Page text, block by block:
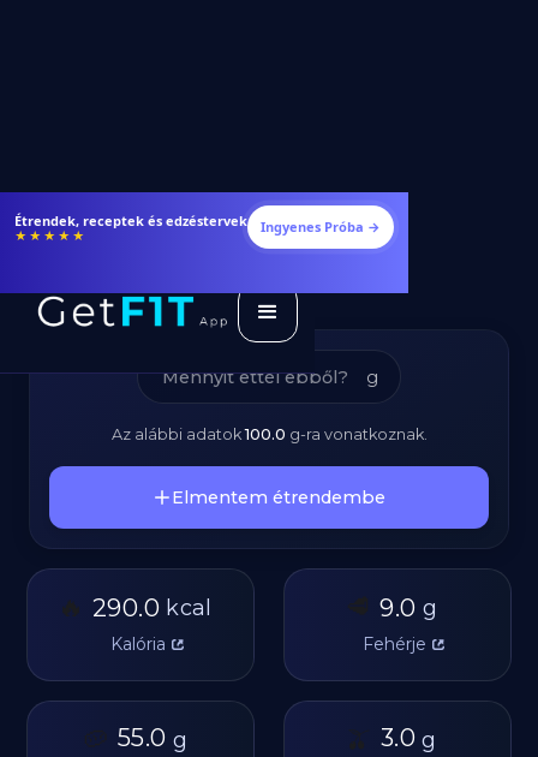
Étrendek, receptek és edzéstervek
★★★★★ Ingyenes Próba →
Császárzsemle –
Tápanyagok
g
Az alábbi adatok100.0 g-ra vonatkoznak.
Elmentem étrendembe
🔥 290.0 kcal
Kalória
🥩 9.0 g
Fehérje
🥔 55.0 g 🫒 3.0 g